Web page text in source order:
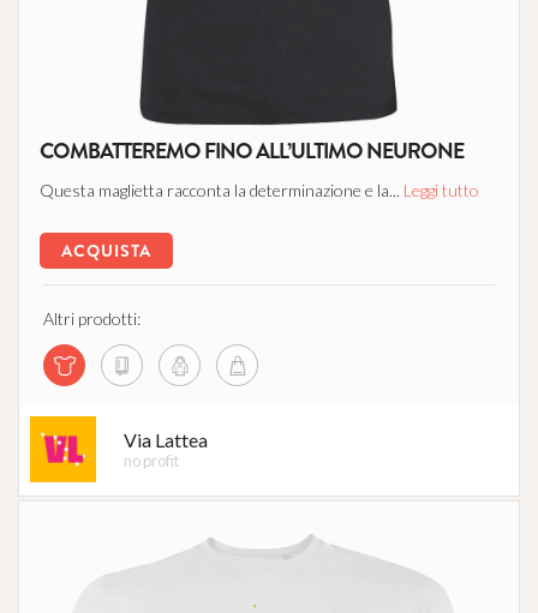
COMBATTEREMO FINO ALL’ULTIMO NEURONE
Questa maglietta racconta la determinazione e la... Leggi tutto
ACQUISTA
Altri prodotti:
Via Lattea
no profit